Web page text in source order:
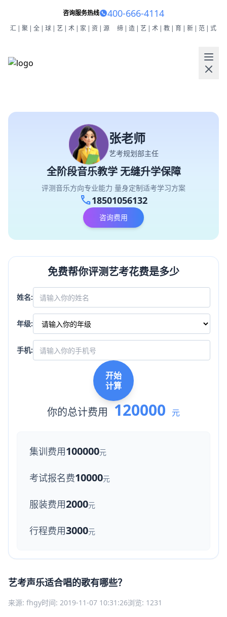
咨询服务热线 400-666-4114
汇|聚|全|球|艺|术|家|资|源 缔|造|艺|术|教|育|新|范|式
张老师
艺考规划部主任
全阶段音乐教学 无缝升学保障
评测音乐方向专业能力 量身定制适考学习方案
call18501056132
咨询费用
免费帮你评测艺考花费是多少
姓名:
年级:
手机:
开始
计算
你的总计费用 120000 元
集训费用100000元
考试报名费10000元
服装费用2000元
行程费用3000元
艺考声乐适合唱的歌有哪些？
来源: fhgy时间: 2019-11-07 10:31:26浏览: 1231